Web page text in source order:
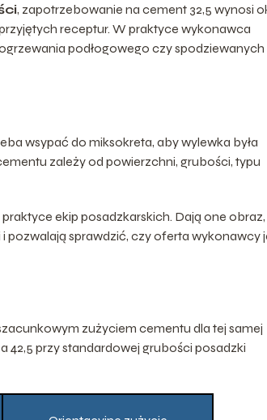
, zapotrzebowanie na cement 32,5 wynosi
receptur. W praktyce wykonawca
podłogowego czy spodziewanych
wsypać do miksokreta, aby wylewka była
zależy od powierzchni, grubości, typu
ekip posadzkarskich. Dają one obraz,
pozwalają sprawdzić, czy oferta wykonawcy
zużyciem cementu dla tej samej
42,5 przy standardowej grubości posadzki